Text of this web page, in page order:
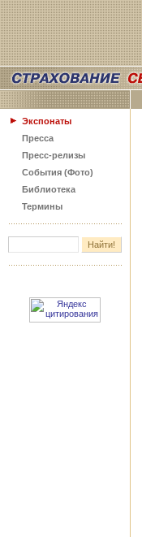
Экспонаты
Пресса
Пресс-релизы
События (Фото)
Библиотека
Термины